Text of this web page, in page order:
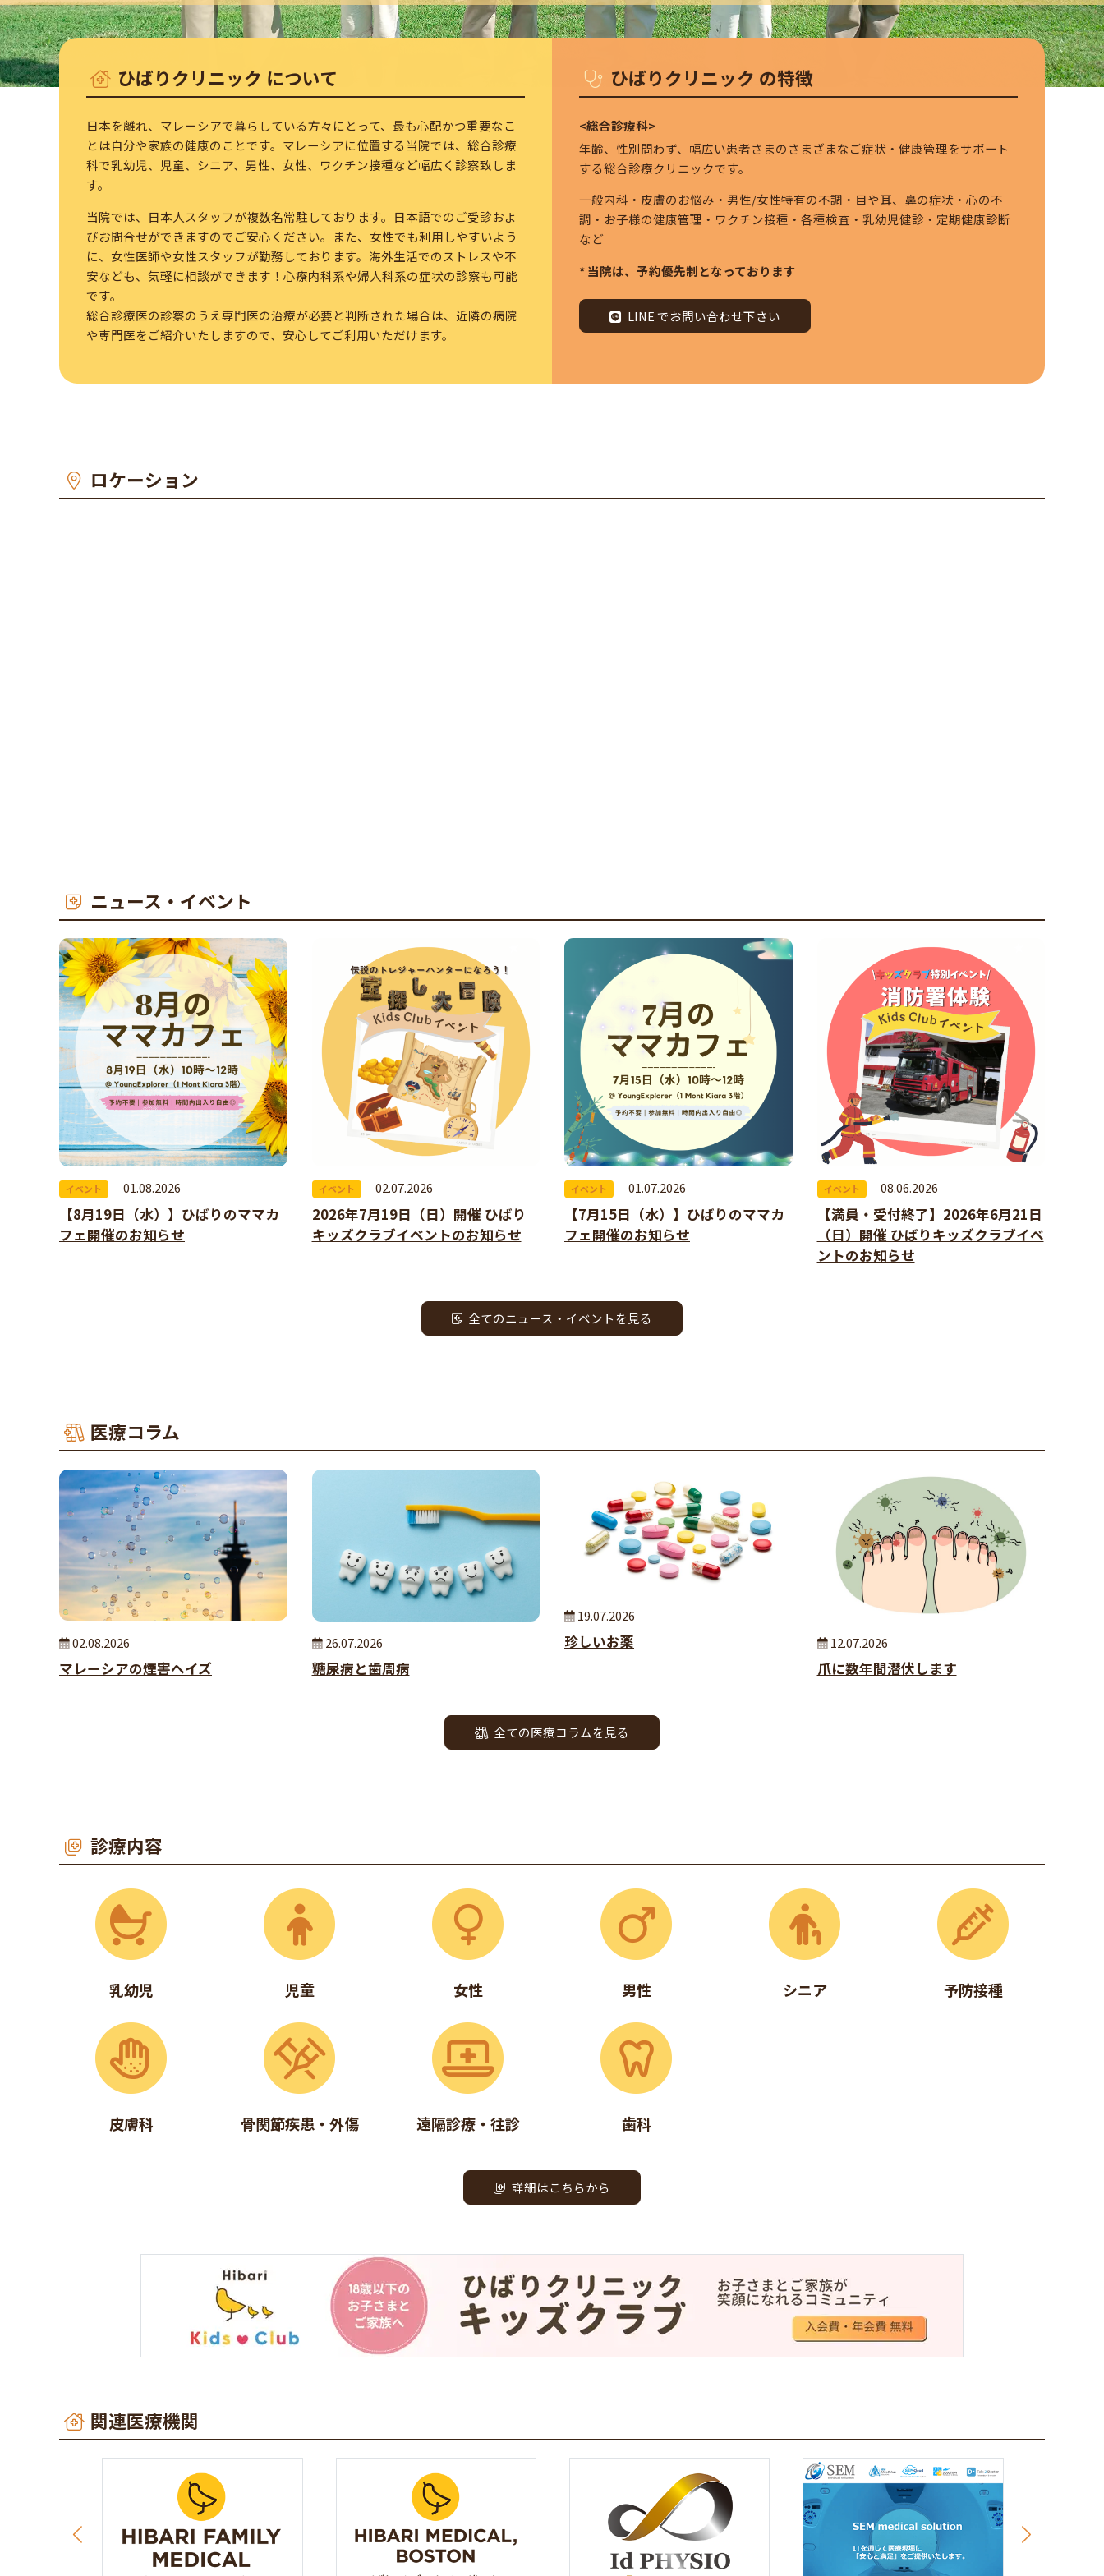
ひばりクリニック について
日本を離れ、マレーシアで暮らしている方々にとって、最も心配かつ重要なこ
とは自分や家族の健康のことです。マレーシアに位置する当院では、総合診療
科で乳幼児、児童、シニア、男性、女性、ワクチン接種など幅広く診察致しま
す。
当院では、日本人スタッフが複数名常駐しております。日本語でのご受診およ
びお問合せができますのでご安心ください。また、女性でも利用しやすいよう
に、女性医師や女性スタッフが勤務しております。海外生活でのストレスや不
安なども、気軽に相談ができます！心療内科系や婦人科系の症状の診察も可能
です。
総合診療医の診察のうえ専門医の治療が必要と判断された場合は、近隣の病院
や専門医をご紹介いたしますので、安心してご利用いただけます。
ひばりクリニック の特徴
<総合診療科>
年齢、性別問わず、幅広い患者さまのさまざまなご症状・健康管理をサポート
する総合診療クリニックです。
一般内科・皮膚のお悩み・男性/女性特有の不調・目や耳、鼻の症状・心の不
調・お子様の健康管理・ワクチン接種・各種検査・乳幼児健診・定期健康診断
など
* 当院は、予約優先制となっております
LINE でお問い合わせ下さい
ロケーション
ニュース・イベント
イベント 01.08.2026
【8月19日（水）】ひばりのママカ
フェ開催のお知らせ
イベント 02.07.2026
2026年7月19日（日）開催 ひばり
キッズクラブイベントのお知らせ
イベント 01.07.2026
【7月15日（水）】ひばりのママカ
フェ開催のお知らせ
イベント 08.06.2026
【満員・受付終了】2026年6月21日
（日）開催 ひばりキッズクラブイベ
ントのお知らせ
全てのニュース・イベントを見る
医療コラム
02.08.2026
マレーシアの煙害ヘイズ
26.07.2026
糖尿病と歯周病
19.07.2026
珍しいお薬 12.07.2026
爪に数年間潜伏します
全ての医療コラムを見る
診療内容
乳幼児 児童 女性 男性 シニア 予防接種
皮膚科 骨関節疾患・外傷 遠隔診療・往診 歯科
詳細はこちらから
関連医療機関